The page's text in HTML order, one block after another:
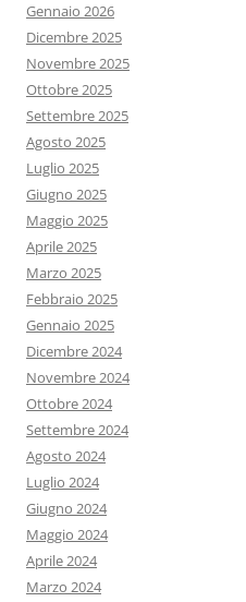
Gennaio 2026
Dicembre 2025
Novembre 2025
Ottobre 2025
Settembre 2025
Agosto 2025
Luglio 2025
Giugno 2025
Maggio 2025
Aprile 2025
Marzo 2025
Febbraio 2025
Gennaio 2025
Dicembre 2024
Novembre 2024
Ottobre 2024
Settembre 2024
Agosto 2024
Luglio 2024
Giugno 2024
Maggio 2024
Aprile 2024
Marzo 2024